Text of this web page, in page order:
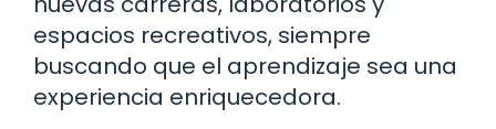
espacios recreativos, siempre
buscando que el aprendizaje sea una
experiencia enriquecedora.